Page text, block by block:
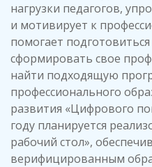
нагрузки педагогов,
и мотивирует к
помогает
сформировать свое
найти подходящую
профессионального
развития «Цифрового
году планируется
рабочий стол»,
верифицированным